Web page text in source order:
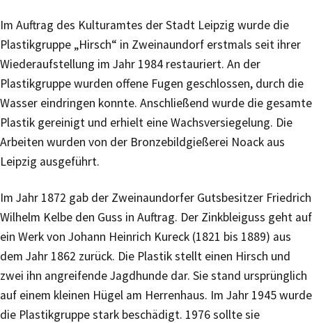
Im Auftrag des Kulturamtes der Stadt Leipzig wurde die
Plastikgruppe „Hirsch“ in Zweinaundorf erstmals seit ihrer
Wiederaufstellung im Jahr 1984 restauriert. An der
Plastikgruppe wurden offene Fugen geschlossen, durch die
Wasser eindringen konnte. Anschließend wurde die gesamte
Plastik gereinigt und erhielt eine Wachsversiegelung. Die
Arbeiten wurden von der Bronzebildgießerei Noack aus
Leipzig ausgeführt.
Im Jahr 1872 gab der Zweinaundorfer Gutsbesitzer Friedrich
Wilhelm Kelbe den Guss in Auftrag. Der Zinkbleiguss geht auf
ein Werk von Johann Heinrich Kureck (1821 bis 1889) aus
dem Jahr 1862 zurück. Die Plastik stellt einen Hirsch und
zwei ihn angreifende Jagdhunde dar. Sie stand ursprünglich
auf einem kleinen Hügel am Herrenhaus. Im Jahr 1945 wurde
die Plastikgruppe stark beschädigt. 1976 sollte sie